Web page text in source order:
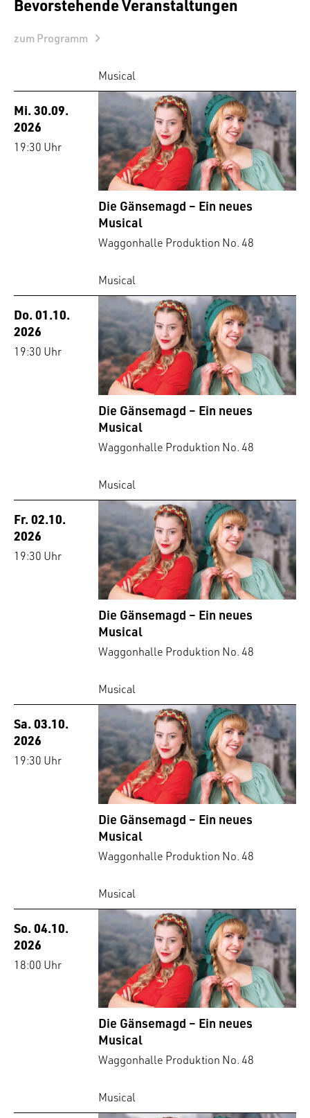
Bevorstehende Veranstaltungen
zum Programm
Musical
Mi. 30.09.
2026
19:30 Uhr
Die Gänsemagd – Ein neues
Musical
Waggonhalle Produktion No. 48
Musical
Do. 01.10.
2026
19:30 Uhr
Die Gänsemagd – Ein neues
Musical
Waggonhalle Produktion No. 48
Musical
Fr. 02.10.
2026
19:30 Uhr
Die Gänsemagd – Ein neues
Musical
Waggonhalle Produktion No. 48
Musical
Sa. 03.10.
2026
19:30 Uhr
Die Gänsemagd – Ein neues
Musical
Waggonhalle Produktion No. 48
Musical
So. 04.10.
2026
18:00 Uhr
Die Gänsemagd – Ein neues
Musical
Waggonhalle Produktion No. 48
Musical